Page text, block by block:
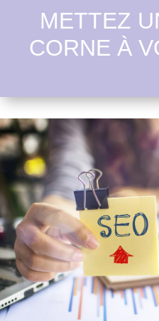
METTEZ
CORNE À